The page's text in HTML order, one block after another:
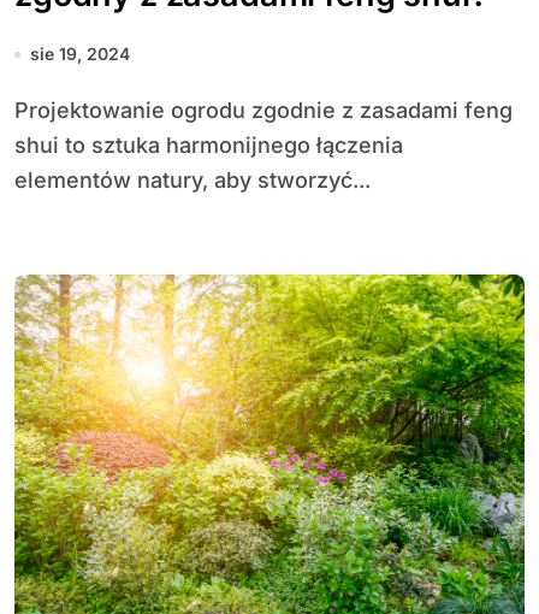
sie 19, 2024
Projektowanie ogrodu zgodnie z zasadami feng
shui to sztuka harmonijnego łączenia
elementów natury, aby stworzyć...